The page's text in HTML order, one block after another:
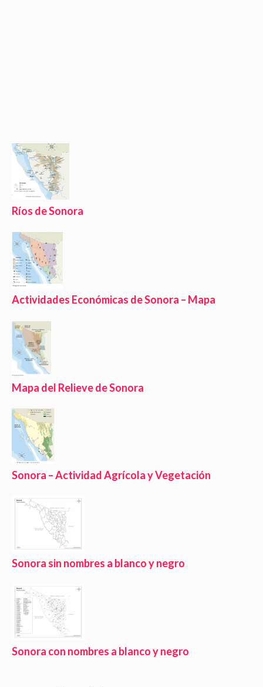
Ríos de Sonora
Actividades Económicas de Sonora – Mapa
Mapa del Relieve de Sonora
Sonora – Actividad Agrícola y Vegetación
Sonora sin nombres a blanco y negro
Sonora con nombres a blanco y negro